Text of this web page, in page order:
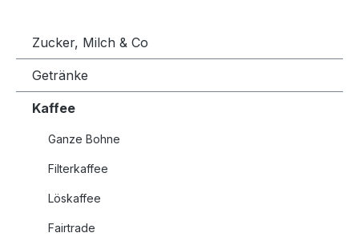
Zucker, Milch & Co
Getränke
Kaffee
Ganze Bohne
Filterkaffee
Löskaffee
Fairtrade